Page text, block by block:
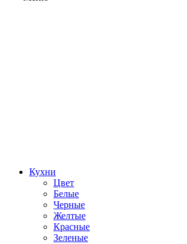
Кухни
Цвет
Белые
Черные
Желтые
Красные
Зеленые